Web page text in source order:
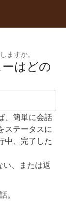
ますか。
はどの
、簡単に会話
ステータスに
中、完了した
い、または返
。